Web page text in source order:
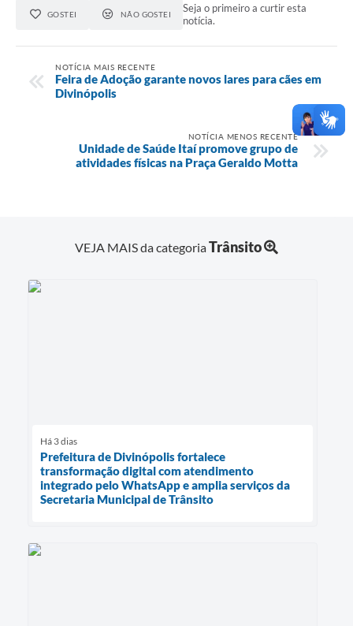
GOSTEI NÃO GOSTEI
Seja o primeiro a curtir esta
notícia.
NOTÍCIA MAIS RECENTE
Feira de Adoção garante novos lares para cães em
Divinópolis
NOTÍCIA MENOS RECENTE
Unidade de Saúde Itaí promove grupo de
atividades físicas na Praça Geraldo Motta
VEJA MAIS da categoriaTrânsito
Há 3 dias
Prefeitura de Divinópolis fortalece
transformação digital com atendimento
integrado pelo WhatsApp e amplia serviços da
Secretaria Municipal de Trânsito